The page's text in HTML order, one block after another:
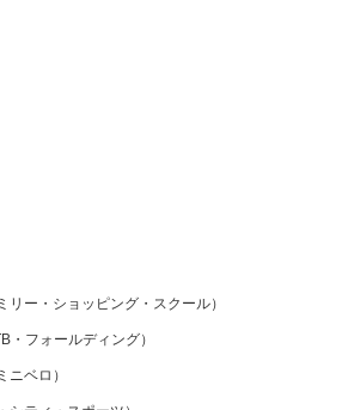
リー・ショッピング・スクール）
・フォールディング）
ベロ）